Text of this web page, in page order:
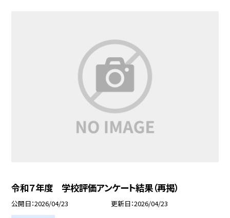
令和７年度 学校評価アンケート結果（再掲）
公開日 2026/04/23 更新日 2026/04/23